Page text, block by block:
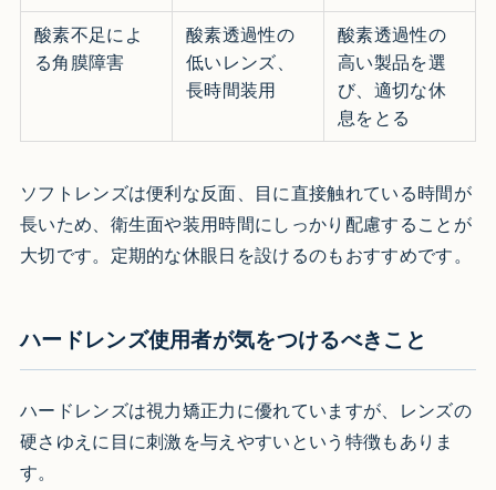
酸素不足によ
る角膜障害
酸素透過性の
低いレンズ、
長時間装用
酸素透過性の
高い製品を選
び、適切な休
息をとる
ソフトレンズは便利な反面、目に直接触れている時間が
長いため、衛生面や装用時間にしっかり配慮することが
大切です。定期的な休眼日を設けるのもおすすめです。
ハードレンズ使用者が気をつけるべきこと
ハードレンズは視力矯正力に優れていますが、レンズの
硬さゆえに目に刺激を与えやすいという特徴もありま
す。